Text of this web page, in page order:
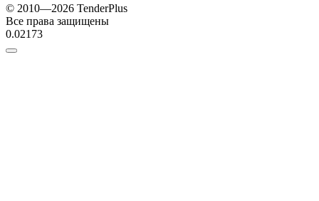
© 2010—2026 TenderPlus
Все права защищены
0.02173